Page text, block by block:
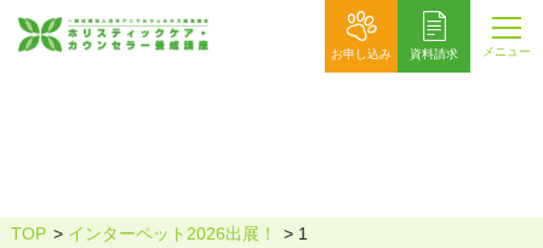
お申し込み 資料請求 メニュー
TOP インターペット2026出展！ 1